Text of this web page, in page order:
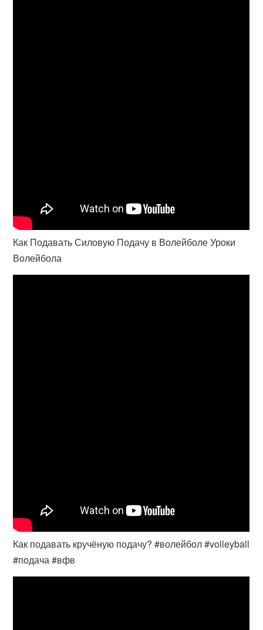
Как Подавать Силовую Подачу в Волейболе Уроки
Волейбола
Как подавать кручёную подачу? #волейбол #volleyball
#подача #вфв